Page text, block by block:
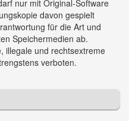
nur mit Original-Software
davon gespielt
für die Art und
Speichermedien ab.
illegale und rechtsextreme
verboten.